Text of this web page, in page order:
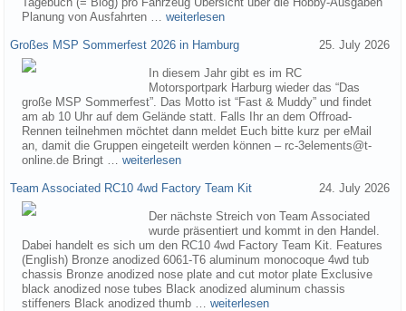
Planung von Ausfahrten … weiterlesen
Großes MSP Sommerfest 2026 in Hamburg 25. July 2026
In diesem Jahr gibt es im RC
Motorsportpark Harburg wieder das “Das
große MSP Sommerfest”. Das Motto ist “Fast & Muddy” und findet
am ab 10 Uhr auf dem Gelände statt. Falls Ihr an dem Offroad-
Rennen teilnehmen möchtet dann meldet Euch bitte kurz per eMail
an, damit die Gruppen eingeteilt werden können – rc-3elements@t-
online.de Bringt … weiterlesen
Team Associated RC10 4wd Factory Team Kit 24. July 2026
Der nächste Streich von Team Associated
wurde präsentiert und kommt in den Handel.
Dabei handelt es sich um den RC10 4wd Factory Team Kit. Features
(English) Bronze anodized 6061-T6 aluminum monocoque 4wd tub
chassis Bronze anodized nose plate and cut motor plate Exclusive
black anodized nose tubes Black anodized aluminum chassis
stiffeners Black anodized thumb … weiterlesen